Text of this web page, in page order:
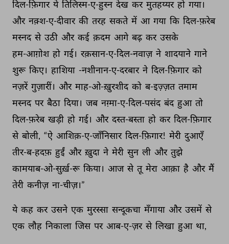
दिल-फ़िगार ये तिलिस्म-ए-हुस्न देख कर मुतहय्यर हो गया।
और नक़्श-ए-दीवार की तरह सकते में आ गया कि दिल-फ़रेब
मस्नद से उठी और कई क़दम आगे बढ़ कर उसके
हम-आग़ोश हो गई। रक़सान-ए-दिल-नवाज़ ने शादयाने गाने
शुरू किए। हाशिया -नशीनान-ए-दरबार ने दिल-फ़िगार को
नज़रें गुज़ारीं। और माह-ओ-ख़ुरशीद को ब-इज़्ज़त तमाम
मस्नद पर बैठा दिया। जब नग़्मा-ए-दिल-पसंद बंद हुआ तो
दिल-फ़रेब खड़ी हो गई। और दस्त-बस्ता हो कर दिल-फ़िगार
से बोली, “ऐ आशिक़-ए-जाँनिसार दिल-फ़िगार! मेरी दुआएँ
तीर-ब-हदफ़ हुईं और ख़ुदा ने मेरी सुन ली और तुझे
कामयाब-ओ-सुर्ख़-रू किया। आज से तू मेरा आक़ा है और मैं
तेरी कनीज़ ना-चीज़।”
ये कह कर उसने एक मुरस्सा सन्दूकचा मँगाया और उसमें से
एक लौह निकाला जिस पर आब-ए-ज़र से लिखा हुआ था,